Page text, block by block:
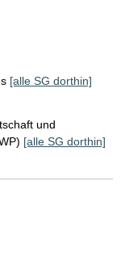
[alle SG dorthin]
und
[alle SG dorthin]